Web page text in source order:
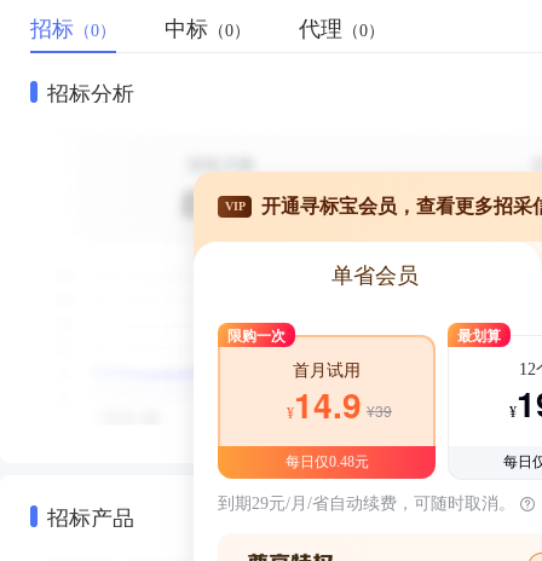
招标 （0） 中标 （0） 代理 （0）
招标分析
招标产品
VIP 开通寻标宝会员，查看更多招采
单省会员
限购一次
首月试用
¥14.9 ¥39
每日仅0.48元
最划算
12
¥
每日
到期29元/月/省自动续费，可随时取消。